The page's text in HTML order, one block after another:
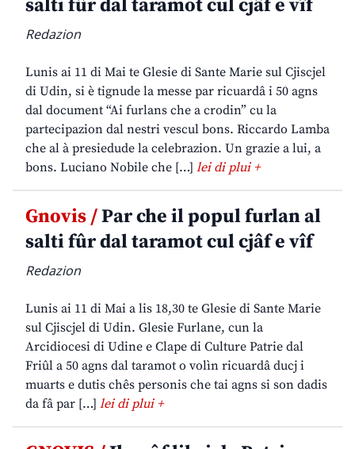
salti fûr dal taramot cul cjâf e vîf
Redazion
Lunis ai 11 di Mai te Glesie di Sante Marie sul Cjiscjel
di Udin, si è tignude la messe par ricuardâ i 50 agns
dal document “Ai furlans che a crodin” cu la
partecipazion dal nestri vescul bons. Riccardo Lamba
che al à presiedude la celebrazion. Un grazie a lui, a
bons. Luciano Nobile che […] lei di plui +
Gnovis /Par che il popul furlan al
salti fûr dal taramot cul cjâf e vîf
Redazion
Lunis ai 11 di Mai a lis 18,30 te Glesie di Sante Marie
sul Cjiscjel di Udin. Glesie Furlane, cun la
Arcidiocesi di Udine e Clape di Culture Patrie dal
Friûl a 50 agns dal taramot o volìn ricuardâ ducj i
muarts e dutis chês personis che tai agns si son dadis
da fâ par […] lei di plui +